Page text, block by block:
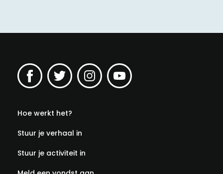
Hoe werkt het?
Stuur je verhaal in
Stuur je activiteit in